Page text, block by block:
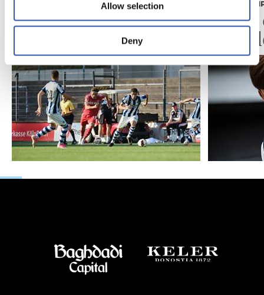
Allow selection
Deny
Aumentan los
PRIMER
en